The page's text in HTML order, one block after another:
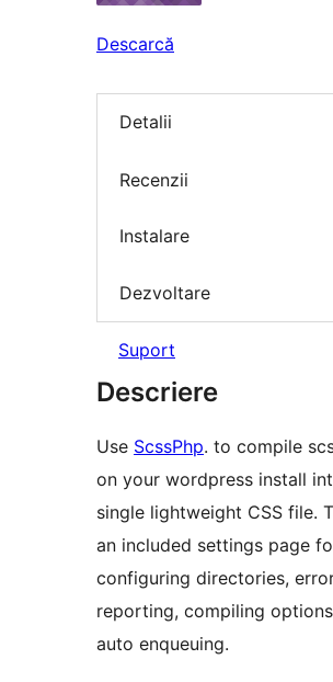
Descarcă
Detalii
Recenzii
Instalare
Dezvoltare
Suport
Descriere
Use ScssPhp. to compile
on your wordpress install
single lightweight CSS file. There is
an included settings page
configuring directories,
reporting, compiling
auto enqueuing.